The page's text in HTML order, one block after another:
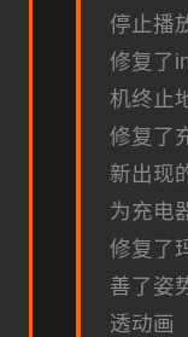
停止播
修复了
机终止
修复了
新出现
为充电
修复了
善了姿
透动画